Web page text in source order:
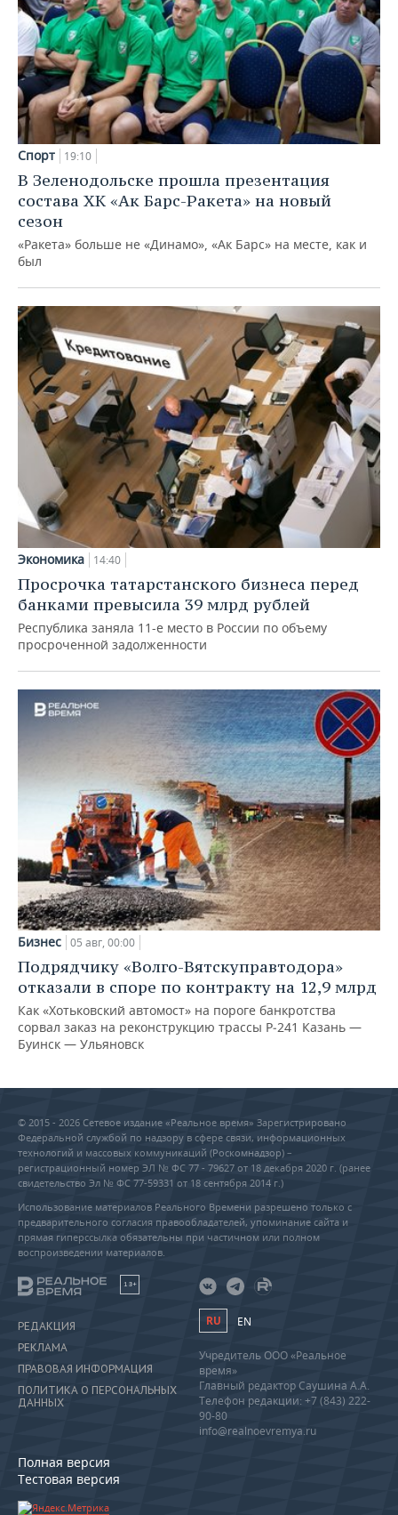
Спорт 19:10
В Зеленодольске прошла презентация
состава ХК «Ак Барс-Ракета» на новый
сезон
«Ракета» больше не «Динамо», «Ак Барс» на месте, как и
был
Экономика 14:40
Просрочка татарстанского бизнеса перед
банками превысила 39 млрд рублей
Республика заняла 11-е место в России по объему
просроченной задолженности
Бизнес 05 авг, 00:00
Подрядчику «Волго-Вятскуправтодора»
отказали в споре по контракту на 12,9 млрд
Как «Хотьковский автомост» на пороге банкротства
сорвал заказ на реконструкцию трассы Р‑241 Казань —
Буинск — Ульяновск
© 2015 - 2026 Сетевое издание «Реальное время» Зарегистрировано
Федеральной службой по надзору в сфере связи, информационных
технологий и массовых коммуникаций (Роскомнадзор) –
регистрационный номер ЭЛ № ФС 77 - 79627 от 18 декабря 2020 г. (ранее
свидетельство Эл № ФС 77-59331 от 18 сентября 2014 г.)
Использование материалов Реального Времени разрешено только с
предварительного согласия правообладателей, упоминание сайта и
прямая гиперссылка обязательны при частичном или полном
воспроизведении материалов.
18+
РЕДАКЦИЯ
РЕКЛАМА
ПРАВОВАЯ ИНФОРМАЦИЯ
ПОЛИТИКА О ПЕРСОНАЛЬНЫХ
ДАННЫХ
Полная версия
Тестовая версия
RU EN
Учредитель ООО «Реальное
время»
Главный редактор Саушина А.А.
Телефон редакции: +7 (843) 222-
90-80
info@realnoevremya.ru